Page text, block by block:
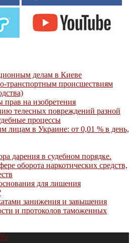
делам в Киеве
транспортным происшествиям
прав на изобретения
телесных повреждений разной
процессы
лицам в Украине: от 0,01 % в день,
дарения в судебном порядке.
оборота наркотических средств,
для лишения
занижения и завышения
и протоколов таможенных